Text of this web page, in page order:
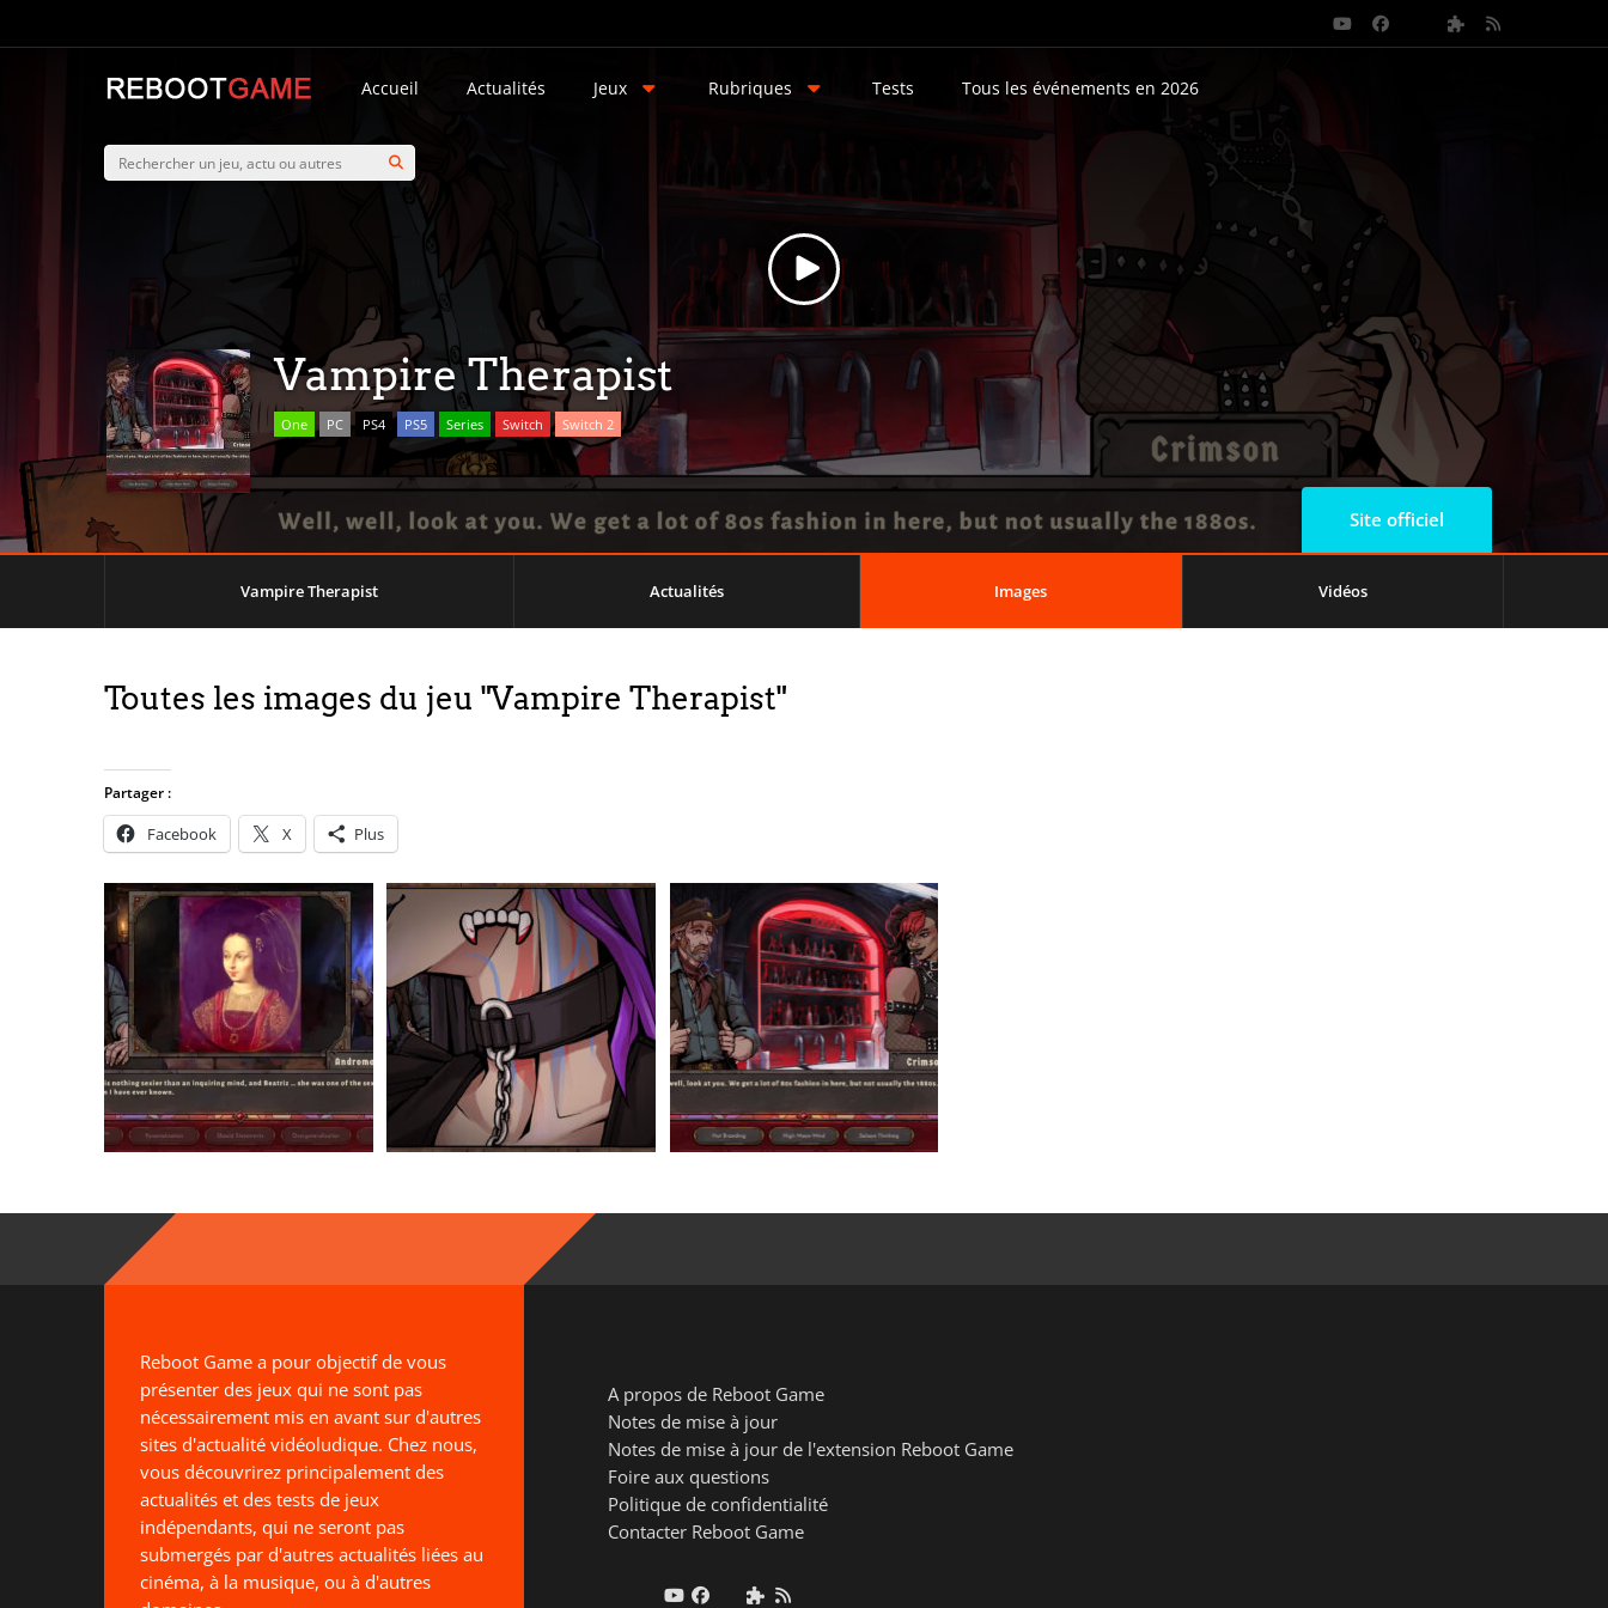
Accueil Actualités Jeux Rubriques Tests Tous les événements en 2026
Vampire Therapist
One PC PS4 PS5 Series Switch Switch 2
Site officiel
Vampire Therapist Actualités Images Vidéos
Toutes les images du jeu "Vampire Therapist"
Partager :
Facebook X Plus
Reboot Game a pour objectif de vous
présenter des jeux qui ne sont pas
nécessairement mis en avant sur d'autres
sites d'actualité vidéoludique. Chez nous,
vous découvrirez principalement des
actualités et des tests de jeux
indépendants, qui ne seront pas
submergés par d'autres actualités liées au
cinéma, à la musique, ou à d'autres
A propos de Reboot Game
Notes de mise à jour
Notes de mise à jour de l'extension Reboot Game
Foire aux questions
Politique de confidentialité
Contacter Reboot Game